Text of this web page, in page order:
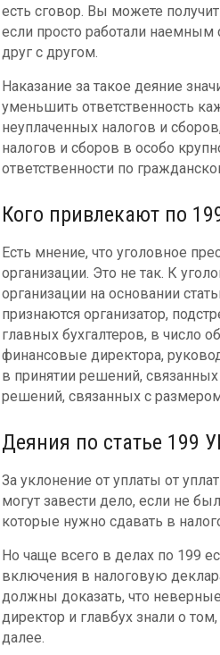
есть сговор. Вы можете
если просто работали
друг с другом.
Наказание за такое деяние
уменьшить ответственность
неуплаченных налогов и
налогов и сборов в особо
ответственности по
Кого привлекают по
Есть мнение, что уголовное
организации. Это не так. К
организации на основании
признаются организатор,
главных бухгалтеров, в число
финансовые директора,
в принятии решений,
решений, связанных с
Деяния по статье 199
За уклонение от уплаты от
могут завести дело, если не
которые нужно сдавать в
Но чаще всего в делах по 199
включения в налоговую
должны доказать, что
директор и главбух знали о
далее.